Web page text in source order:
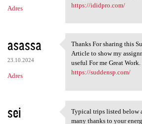
Adres
https://ididpro.com/
asassa
23.10.2024
Adres
Thanks For sharing
Thanks For sharing this
Article to show my
useful For me Great
https://suddensp.com/
sei Typical trips listed
Typical trips listed below
many thanks to your